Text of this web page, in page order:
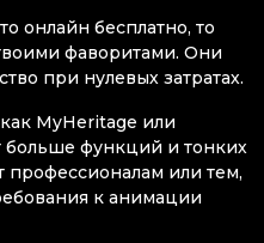
онлайн бесплатно, то
фаворитами. Они
при нулевых затратах.
MyHeritage или
больше функций и тонких
профессионалам или тем,
к анимации